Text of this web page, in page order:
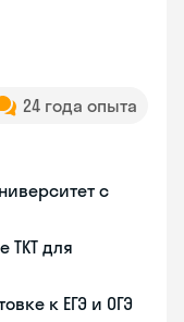
24 года опыта
с
TKT для
к ЕГЭ и ОГЭ